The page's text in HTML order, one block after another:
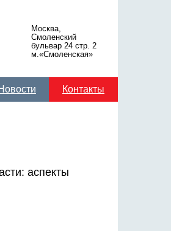
Москва,
Смоленский
бульвар 24 стр. 2
м.«Смоленская»
Контакты
аспекты